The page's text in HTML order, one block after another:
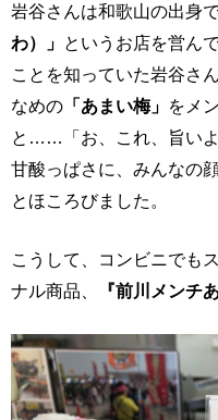
岩谷さんは和歌山の出身で
わ）」 というお店を営ん
ことを知っていた岩谷さ
なめの 「あまい梅」 をメ
と……「お、これ、旨い
甘酸っぱさに、みんなの
とほころびました。
こうして、コンビニでも
ナル商品、
『前川メンチ